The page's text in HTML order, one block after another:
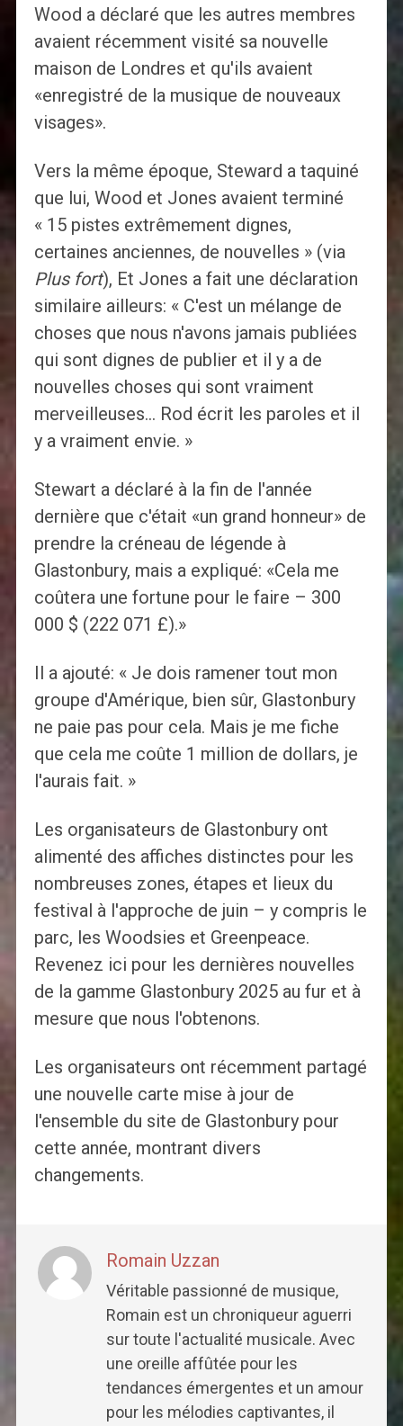
Wood a déclaré que les autres membres
avaient récemment visité sa nouvelle
maison de Londres et qu'ils avaient
«enregistré de la musique de nouveaux
visages».
Vers la même époque, Steward a taquiné
que lui, Wood et Jones avaient terminé
« 15 pistes extrêmement dignes,
certaines anciennes, de nouvelles » (via
Plus fort), Et Jones a fait une déclaration
similaire ailleurs: « C'est un mélange de
choses que nous n'avons jamais publiées
qui sont dignes de publier et il y a de
nouvelles choses qui sont vraiment
merveilleuses… Rod écrit les paroles et il
y a vraiment envie. »
Stewart a déclaré à la fin de l'année
dernière que c'était «un grand honneur» de
prendre la créneau de légende à
Glastonbury, mais a expliqué: «Cela me
coûtera une fortune pour le faire – 300
000 $ (222 071 £).»
Il a ajouté: « Je dois ramener tout mon
groupe d'Amérique, bien sûr, Glastonbury
ne paie pas pour cela. Mais je me fiche
que cela me coûte 1 million de dollars, je
l'aurais fait. »
Les organisateurs de Glastonbury ont
alimenté des affiches distinctes pour les
nombreuses zones, étapes et lieux du
festival à l'approche de juin – y compris le
parc, les Woodsies et Greenpeace.
Revenez ici pour les dernières nouvelles
de la gamme Glastonbury 2025 au fur et à
mesure que nous l'obtenons.
Les organisateurs ont récemment partagé
une nouvelle carte mise à jour de
l'ensemble du site de Glastonbury pour
cette année, montrant divers
changements.
Romain Uzzan
Véritable passionné de musique,
Romain est un chroniqueur aguerri
sur toute l'actualité musicale. Avec
une oreille affûtée pour les
tendances émergentes et un amour
pour les mélodies captivantes, il